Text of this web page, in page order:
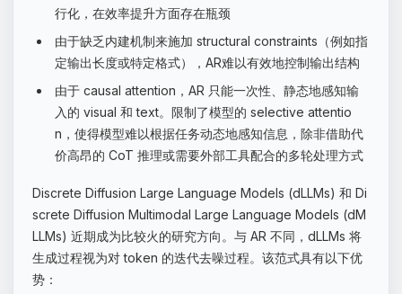
行化，在效率提升方面存在瓶颈
由于缺乏内建机制来施加 structural constraints（例如指
定输出长度或特定格式），AR难以有效地控制输出结构
由于 causal attention，AR 只能一次性、静态地感知输
入的 visual 和 text。限制了模型的 selective attentio
n，使得模型难以根据任务动态地感知信息，除非借助代
价高昂的 CoT 推理或需要外部工具配合的多轮处理方式
Discrete Diffusion Large Language Models (dLLMs) 和 Di
screte Diffusion Multimodal Large Language Models (dM
LLMs) 近期成为比较火的研究方向。与 AR 不同，dLLMs 将
生成过程视为对 token 的迭代去噪过程。该范式具有以下优
势：